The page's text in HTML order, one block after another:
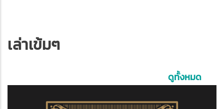
เล่าเข้มๆ
ดูทั้งหมด